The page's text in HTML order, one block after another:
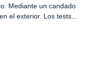
Mediante un candado
el exterior. Los tests...